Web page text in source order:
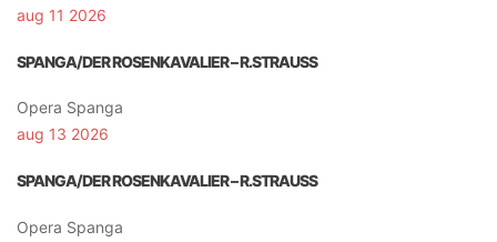
aug 11 2026
SPANGA/DER ROSENKAVALIER – R.STRAUSS
Opera Spanga
aug 13 2026
SPANGA/DER ROSENKAVALIER – R.STRAUSS
Opera Spanga